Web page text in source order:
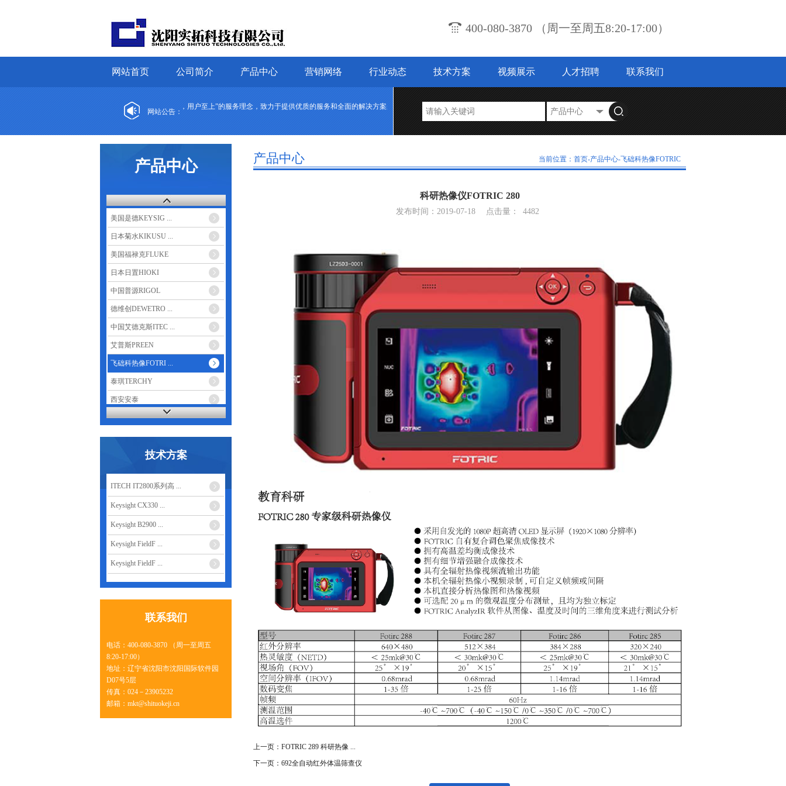
400-080-3870 （周一至周五8:20-17:00）
网站首页 公司简介 产品中心 营销网络 行业动态 技术方案 视频展示 人才招聘 联系我们
网站公告：
实拓科技有限公司，成立于2007年，秉承“诚信为本，用户至上”的服务理念，致力于提供优质的服务和全面的解决方案来满足东北三省广大客户的电子测试测量的需求。
产品中心
美国是德KEYSIG ...
日本菊水KIKUSU ...
美国福禄克FLUKE
日本日置HIOKI
中国普源RIGOL
德维创DEWETRO ...
中国艾德克斯ITEC ...
艾普斯PREEN
飞础科热像FOTRI ...
泰琪TERCHY
西安安泰
鼎阳 SIGLENT
技术方案
ITECH IT2800系列高 ...
Keysight CX330 ...
Keysight B2900 ...
Keysight FieldF ...
Keysight FieldF ...
联系我们
电话：400-080-3870 （周一至周五
8:20-17:00）
地址：辽宁省沈阳市沈阳国际软件园
D07号5层
传真：024－23905232
邮箱：mkt@shituokeji.cn
产品中心 当前位置： 首页-产品中心-飞础科热像FOTRIC
科研热像仪FOTRIC 280
发布时间：2019-07-18 点击量： 4482
上一页：FOTRIC 289 科研热像 ...
下一页：692全自动红外体温筛查仪